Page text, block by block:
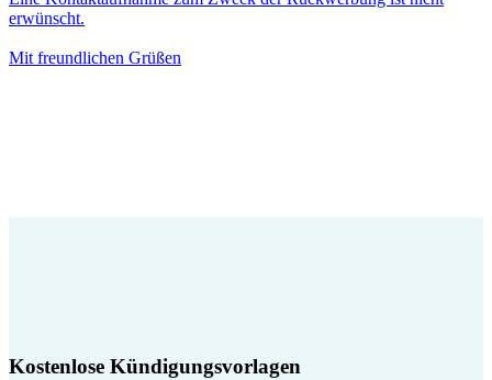
erwünscht.
Mit freundlichen Grüßen
Kostenlose Kündigungsvorlagen